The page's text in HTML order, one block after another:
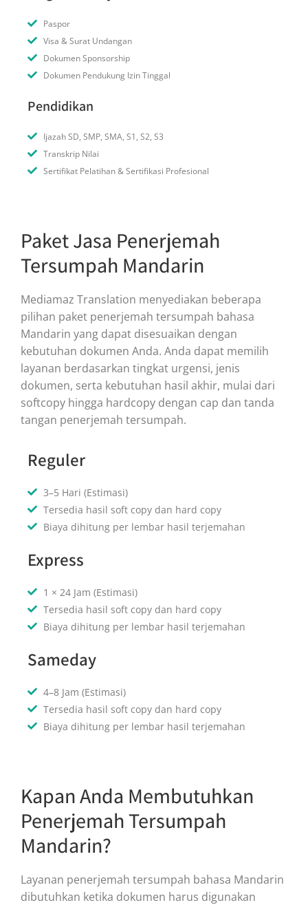
Paspor
Visa & Surat Undangan
Dokumen Sponsorship
Dokumen Pendukung Izin Tinggal
Pendidikan
Ijazah SD, SMP, SMA, S1, S2, S3
Transkrip Nilai
Sertifikat Pelatihan & Sertifikasi Profesional
Paket Jasa Penerjemah
Tersumpah Mandarin
Mediamaz Translation menyediakan beberapa
pilihan paket penerjemah tersumpah bahasa
Mandarin yang dapat disesuaikan dengan
kebutuhan dokumen Anda. Anda dapat memilih
layanan berdasarkan tingkat urgensi, jenis
dokumen, serta kebutuhan hasil akhir, mulai dari
softcopy hingga hardcopy dengan cap dan tanda
tangan penerjemah tersumpah.
Reguler
3–5 Hari (Estimasi)
Tersedia hasil soft copy dan hard copy
Biaya dihitung per lembar hasil terjemahan
Express
1 × 24 Jam (Estimasi)
Tersedia hasil soft copy dan hard copy
Biaya dihitung per lembar hasil terjemahan
Sameday
4–8 Jam (Estimasi)
Tersedia hasil soft copy dan hard copy
Biaya dihitung per lembar hasil terjemahan
Kapan Anda Membutuhkan
Penerjemah Tersumpah
Mandarin?
Layanan penerjemah tersumpah bahasa Mandarin
dibutuhkan ketika dokumen harus digunakan